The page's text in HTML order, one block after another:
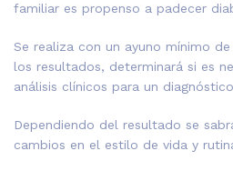
familiar es propenso a padecer
Se realiza con un ayuno mínimo
los resultados, determinará si es
análisis clínicos para un
Dependiendo del resultado se
cambios en el estilo de vida y